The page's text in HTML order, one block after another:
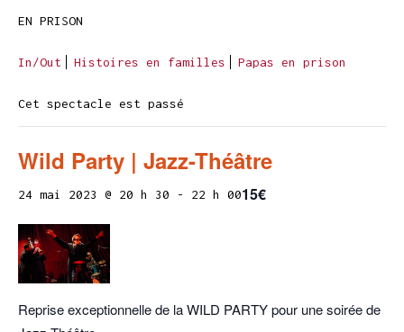
EN PRISON
In/Out Histoires en familles Papas en prison
Cet spectacle est passé
Wild Party | Jazz-Théâtre
24 mai 2023 @ 20 h 30 - 22 h 0015€
Reprise exceptionnelle de la WILD PARTY pour une soirée de